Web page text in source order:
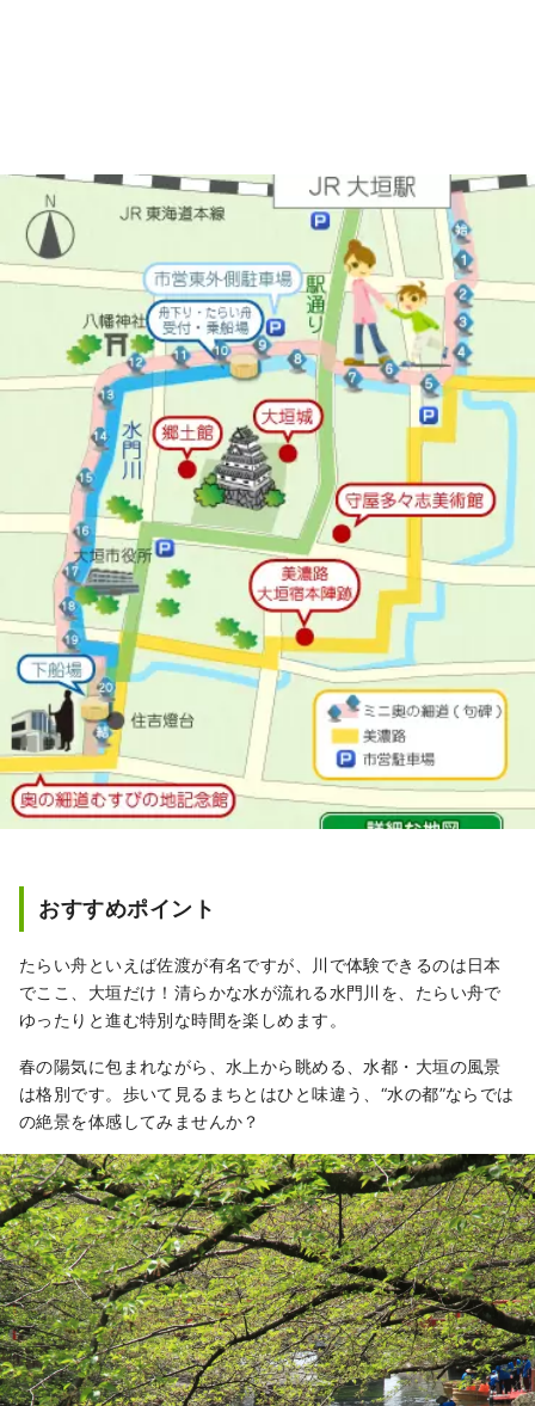
おすすめポイント
たらい舟といえば佐渡が有名ですが、川で体験できるのは日本
でここ、大垣だけ！清らかな水が流れる水門川を、たらい舟で
ゆったりと進む特別な時間を楽しめます。
春の陽気に包まれながら、水上から眺める、水都・大垣の風景
は格別です。歩いて見るまちとはひと味違う、“水の都”ならでは
の絶景を体感してみませんか？